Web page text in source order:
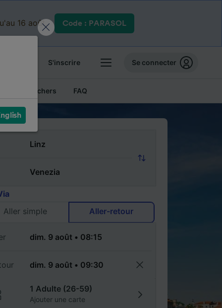
16 août. Code : PARASOL
S'inscrire Se connecter
Billets pas chers FAQ
Aller simple
Aller-retour
1 Adulte (26-59)
Ajouter une carte